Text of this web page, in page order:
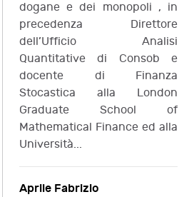
morale e ordine nel lavoro di
B. Giordano
dogane e dei monopoli , in
precedenza Direttore
dell’Ufficio Analisi
Quantitative di Consob e
docente di Finanza
Stocastica alla London
Graduate School of
Mathematical Finance ed alla
Università...
Aprile Fabrizio